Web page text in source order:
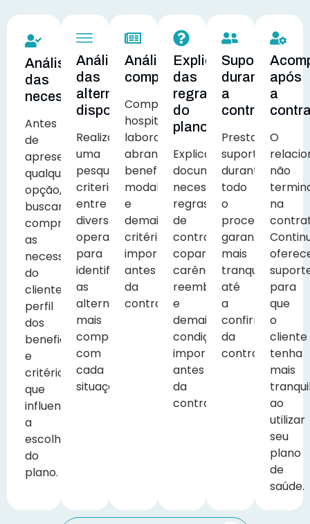
Análise
das
necessidades
Antes
de
apresentar
qualquer
opção,
buscamos
compreender
as
necessidades
do
cliente,
perfil
dos
beneficiários
e
critérios
que
influenciam
a
escolha
do
plano.
Análise
das
alternativas
disponíveis
Realizamos
uma
pesquisa
criteriosa
entre
diversas
operadoras
para
identificar
as
alternativas
mais
compatíveis
com
cada
situação.
Análise
comparativa
Comparamos
hospitais,
laboratórios,
abrangência,
benefícios,
modalidades
e
demais
critérios
importantes
antes
da
contratação.
Explicação
das
regras
do
plano
Explicamos
documentação
necessária,
regras
de
contratação,
coparticipação,
carências,
reembolso
e
demais
condições
importantes
antes
da
contratação.
Suporte
durante
a
contratação
Prestamos
suporte
durante
todo
o
processo,
garantindo
mais
tranquilidade
até
a
confirmação
da
contratação.
após
a
O
não
na
para
que
o
cliente
tenha
mais
ao
utilizar
seu
plano
de
saúde.